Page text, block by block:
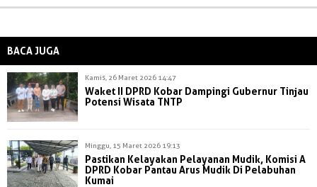
BACA JUGA
Kamis, 26 Maret 2026 14:47
Waket II DPRD Kobar Dampingi Gubernur Tinjau
Potensi Wisata TNTP
Minggu, 15 Maret 2026 19:13
Pastikan Kelayakan Pelayanan Mudik, Komisi A
DPRD Kobar Pantau Arus Mudik Di Pelabuhan
Kumai